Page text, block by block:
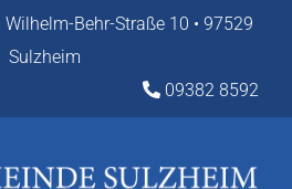
Wilhelm-Behr-Straße 10 • 97529
Sulzheim
09382 8592